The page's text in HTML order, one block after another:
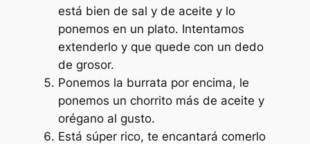
está bien de sal y de aceite y lo
ponemos en un plato. Intentamos
extenderlo y que quede con un dedo
de grosor.
Ponemos la burrata por encima, le
ponemos un chorrito más de aceite y
orégano al gusto.
Está súper rico, te encantará comerlo